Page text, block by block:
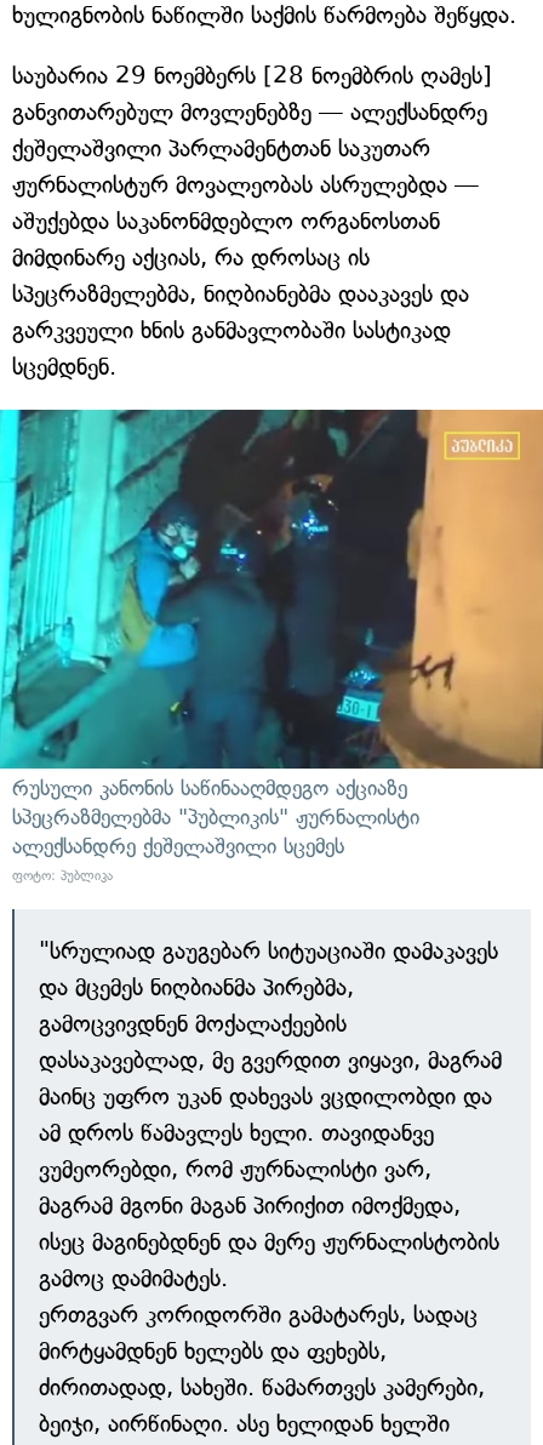
ხულიგნობის ნაწილში საქმის წარმოება შეწყდა.
საუბარია 29 ნოემბერს [28 ნოემბრის ღამეს]
განვითარებულ მოვლენებზე — ალექსანდრე
ქეშელაშვილი პარლამენტთან საკუთარ
ჟურნალისტურ მოვალეობას ასრულებდა —
აშუქებდა საკანონმდებლო ორგანოსთან
მიმდინარე აქციას, რა დროსაც ის
სპეცრაზმელებმა, ნიღბიანებმა დააკავეს და
გარკვეული ხნის განმავლობაში სასტიკად
სცემდნენ.
რუსული კანონის საწინააღმდეგო აქციაზე
სპეცრაზმელებმა "პუბლიკის" ჟურნალისტი
ალექსანდრე ქეშელაშვილი სცემეს
ფოტო: პუბლიკა
"სრულიად გაუგებარ სიტუაციაში დამაკავეს
და მცემეს ნიღბიანმა პირებმა,
გამოცვივდნენ მოქალაქეების
დასაკავებლად, მე გვერდით ვიყავი, მაგრამ
მაინც უფრო უკან დახევას ვცდილობდი და
ამ დროს წამავლეს ხელი. თავიდანვე
ვუმეორებდი, რომ ჟურნალისტი ვარ,
მაგრამ მგონი მაგან პირიქით იმოქმედა,
ისეც მაგინებდნენ და მერე ჟურნალისტობის
გამოც დამიმატეს.
ერთგვარ კორიდორში გამატარეს, სადაც
მირტყამდნენ ხელებს და ფეხებს,
ძირითადად, სახეში. წამართვეს კამერები,
ბეიჯი, აირწინაღი. ასე ხელიდან ხელში